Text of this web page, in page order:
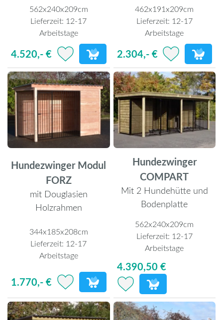
562x240x209cm
Lieferzeit: 12-17
Arbeitstage
4.520,- €
462x191x209cm
Lieferzeit: 12-17
Arbeitstage
2.304,- €
Hundezwinger Modul
FORZ
mit Douglasien
Holzrahmen
344x185x208cm
Lieferzeit: 12-17
Arbeitstage
1.770,- €
Hundezwinger
COMPART
Mit 2 Hundehütte und
Bodenplatte
562x240x209cm
Lieferzeit: 12-17
Arbeitstage
4.390,50 €